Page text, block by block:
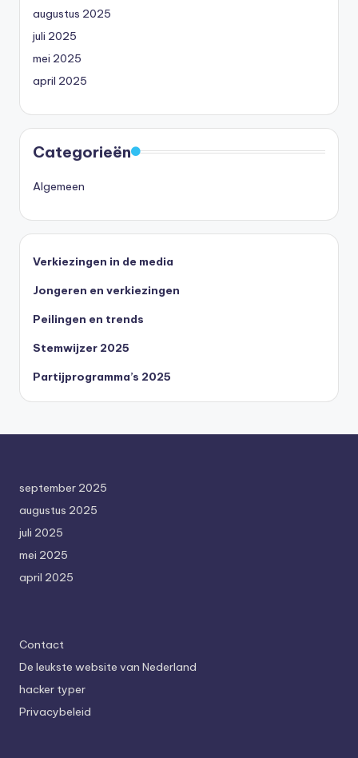
augustus 2025
juli 2025
mei 2025
april 2025
Categorieën
Algemeen
Verkiezingen in de media
Jongeren en verkiezingen
Peilingen en trends
Stemwijzer 2025
Partijprogramma’s 2025
september 2025
augustus 2025
juli 2025
mei 2025
april 2025
Contact
De leukste website van Nederland
hacker typer
Privacybeleid